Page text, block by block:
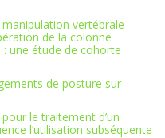
vertébrale
de la colonne
une étude de cohorte
de posture sur
le traitement d’un
l’utilisation subséquente